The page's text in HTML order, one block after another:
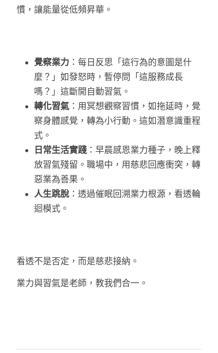
慣，讓能量從低頻昇華。
覺察業力 ：每日反思「這行為的意圖是什
麼？」如發怒時，暫停問「這服務成長
嗎？」這斷開自動習氣。
轉化習氣 ：用冥想觀察習慣，如拖延時，覺
察身體感覺，轉為小行動。這如潛意識重程
式。
日常生活實踐 ：早晨感恩業力種子，晚上釋
放習氣殘留。職場中，用慈悲回應衝突，轉
惡業為善果。
人生跳脫 ：透過催眠回溯業力根源，看透輪
迴模式。
看透不是否定，而是慈悲接納 。
業力與習氣是老師，教我們合一。